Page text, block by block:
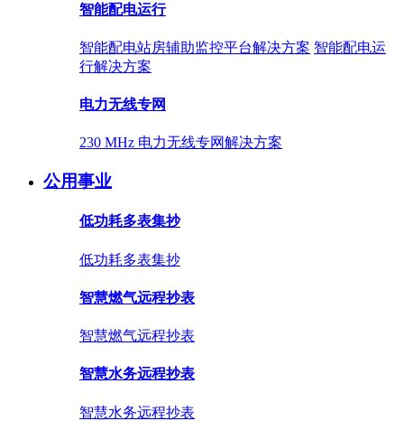
智能配电运行
智能配电站房辅助监控平台解决方案 智能配电运
行解决方案
电力无线专网
230 MHz 电力无线专网解决方案
公用事业
低功耗多表集抄
低功耗多表集抄
智慧燃气远程抄表
智慧燃气远程抄表
智慧水务远程抄表
智慧水务远程抄表